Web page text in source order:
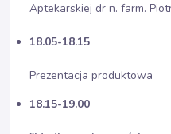
Aptekarskiej dr n. farm.
18.05-18.15
Prezentacja produktowa
18.15-19.00